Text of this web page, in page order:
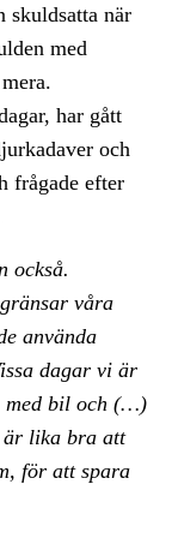
skuldsatta när
med
har gått
och
frågade efter
också.
våra
använda
dagar vi är
med bil och (…)
är lika bra att
för att spara